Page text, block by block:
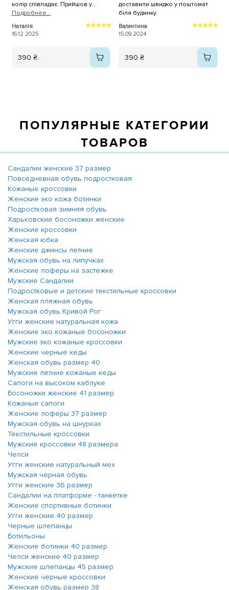
колір співпадає. Прийшов у
коробочці. Дуже швидка
відправка.
Подробнее...
Наталія
16.12.2025
390 ₴
доставили швидко у поштомат
біля будинку.
Валентина
15.09.2024
390 ₴
ПОПУЛЯРНЫЕ КАТЕГОРИИ
ТОВАРОВ
Сандалии женские 37 размер
Повседневная обувь подростковая
Кожаные кроссовки
Женские эко кожа ботинки
Подростковая зимняя обувь
Харьковские босоножки женские
Женские кроссовки
Женская юбка
Женские джинсы летние
Мужская обувь на липучках
Женские лоферы на застежке
Мужские Сандалии
Подростковые и детские текстильные кроссовки
Женская пляжная обувь
Мужская обувь Кривой Рог
Угги женские натуральная кожа
Женские эко кожаные босоножки
Мужские эко кожаные кроссовки
Женские черные кеды
Женская обувь размер 40
Мужские летние кожаные кеды
Сапоги на высоком каблуке
Босоножки женские 41 размер
Кожаные сапоги
Женские лоферы 37 размер
Мужская обувь на шнурках
Текстильные кроссовки
Мужские кроссовки 48 размера
Челси
Угги женские натуральный мех
Мужская черная обувь
Угги женские 36 размер
Сандалии на платформе - танкетке
Женские спортивные ботинки
Угги женские 40 размер
Черные шлепанцы
Ботильоны
Женские ботинки 40 размер
Челси женские 40 размер
Мужские шлепанцы 45 размер
Женские черные кроссовки
Женская обувь размер 38